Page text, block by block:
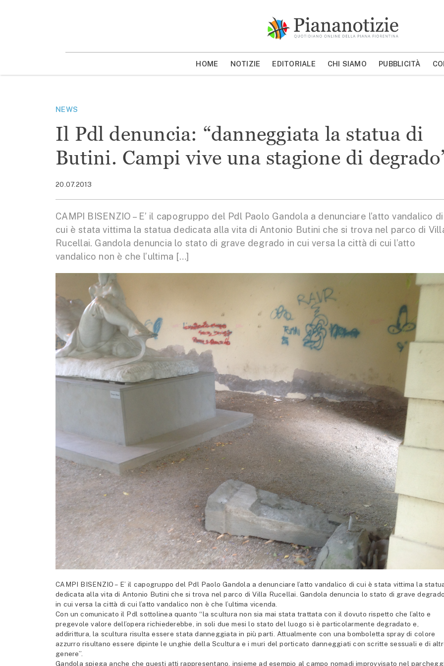
MOSTRA/NASCONDI CERCA
HOME NOTIZIE EDITORIALE CHI SIAMO PUBBLICITÀ
NEWS
Il Pdl denuncia: “danneggiata la statua di
Butini. Campi vive una stagione di
20.07.2013
CAMPI BISENZIO – E’ il capogruppo del Pdl Paolo Gandola a denunciare l’atto vandalico di
cui è stata vittima la statua dedicata alla vita di Antonio Butini che si trova nel parco di
Rucellai. Gandola denuncia lo stato di grave degrado in cui versa la città di cui l’atto
vandalico non è che l’ultima […]
CAMPI BISENZIO – E’ il capogruppo del Pdl Paolo Gandola a denunciare l’atto vandalico di cui è stata vittima la
dedicata alla vita di Antonio Butini che si trova nel parco di Villa Rucellai. Gandola denuncia lo stato di grave
in cui versa la città di cui l’atto vandalico non è che l’ultima vicenda.
Con un comunicato il Pdl sottolinea quanto “la scultura non sia mai stata trattata con il dovuto rispetto che l’alto e
pregevole valore dell’opera richiederebbe, in soli due mesi lo stato del luogo si è particolarmente degradato e,
addirittura, la scultura risulta essere stata danneggiata in più parti. Attualmente con una bomboletta spray di colore
azzurro risultano essere dipinte le unghie della Scultura e i muri del porticato danneggiati con scritte sessuali e di
genere”.
Gandola spiega anche che questi atti rappresentano, insieme ad esempio al campo nomadi improvvisato nel